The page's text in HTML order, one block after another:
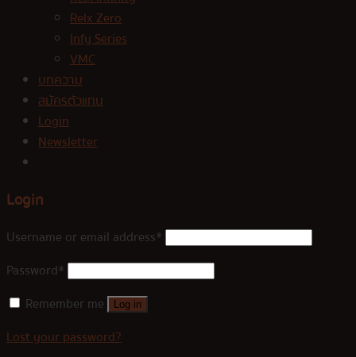
Relx Zero
Infy Series
VMC
บทความ
สมัครตัวแทน
Login
Newsletter
Login
Username or email address*
Password*
Remember me
Log in
Lost your password?